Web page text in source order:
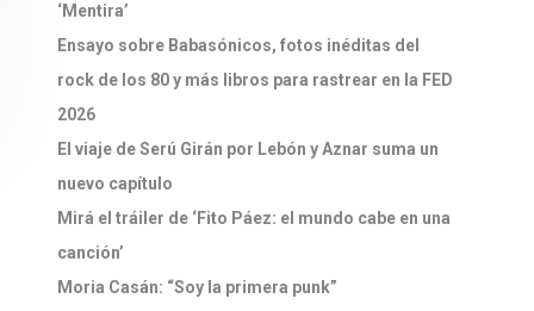
‘Mentira’
Ensayo sobre Babasónicos, fotos inéditas del
rock de los 80 y más libros para rastrear en la FED
2026
El viaje de Serú Girán por Lebón y Aznar suma un
nuevo capítulo
Mirá el tráiler de ‘Fito Páez: el mundo cabe en una
canción’
Moria Casán: “Soy la primera punk”